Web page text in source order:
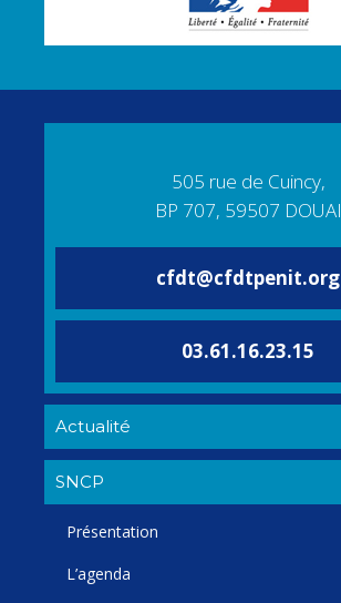
505 rue de Cuincy,
BP 707, 59507 DOUAI
cfdt@cfdtpenit.org
03.61.16.23.15
Actualité
SNCP
Présentation
L’agenda